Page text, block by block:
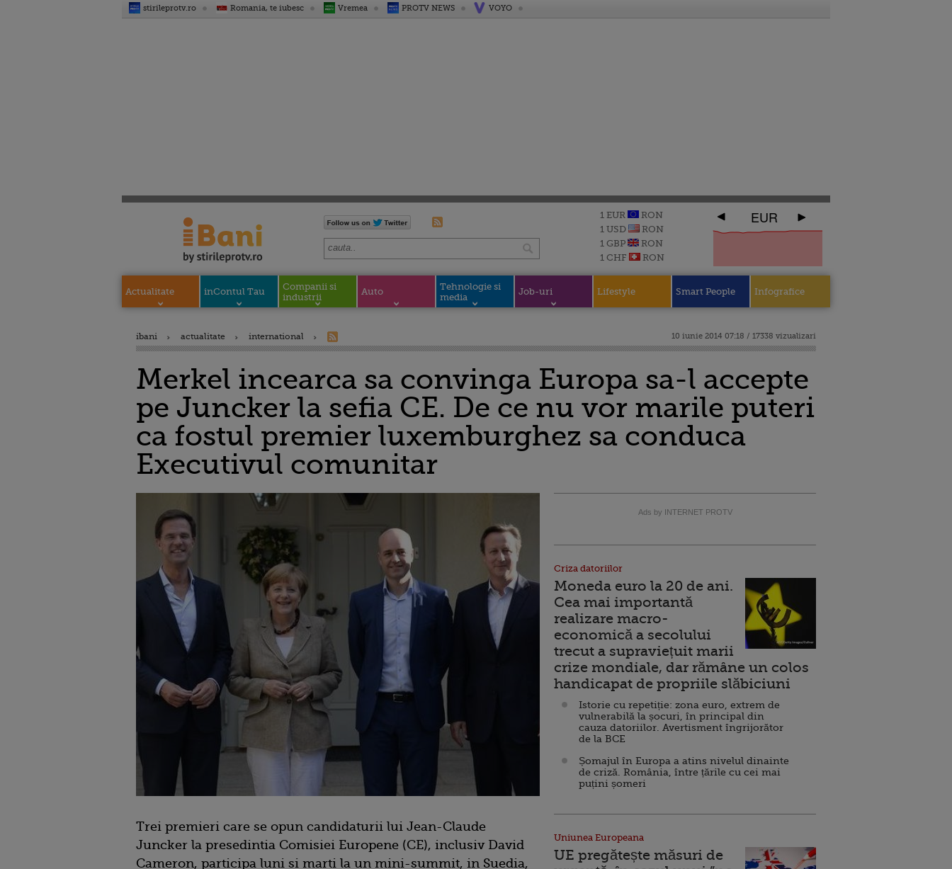
stirileprotv.ro Romania, te iubesc Vremea PROTV NEWS VOYO
1 EUR
RON
1 USD
RON
1 GBP
RON
1 CHF
RON
EUR
Actualitate inContul Tau
Companii si
industrii
Auto
Tehnologie si
media
Job-uri Lifestyle Smart People Infografice
ibani actualitate international 10 iunie 2014 07:18 / 17338 vizualizari
Merkel incearca sa convinga Europa sa-l accepte
pe Juncker la sefia CE. De ce nu vor marile puteri
ca fostul premier luxemburghez sa conduca
Executivul comunitar
Trei premieri care se opun candidaturii lui Jean-Claude
Juncker la presedintia Comisiei Europene (CE), inclusiv David
Cameron, participa luni si marti la un mini-summit, in Suedia,
Ads by INTERNET PROTV
Criza datoriilor
Moneda euro la 20 de ani.
Cea mai importantă
realizare macro-
economică a secolului
trecut a supraviețuit marii
crize mondiale, dar rămâne un colos
handicapat de propriile slăbiciuni
Istorie cu repetiție: zona euro, extrem de
vulnerabilă la șocuri, în principal din
cauza datoriilor. Avertisment îngrijorător
de la BCE
Șomajul în Europa a atins nivelul dinainte
de criză. România, între țările cu cei mai
puțini șomeri
Uniunea Europeana
UE pregătește măsuri de